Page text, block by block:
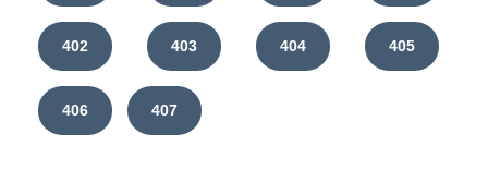
402 403 404 405
406 407